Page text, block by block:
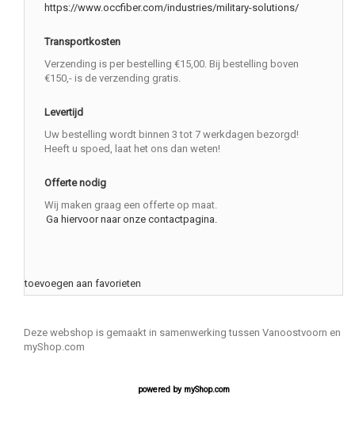
https://www.occfiber.com/industries/military-solutions/
Transportkosten
Verzending is per bestelling €15,00. Bij bestelling boven
€150,- is de verzending gratis.
Levertijd
Uw bestelling wordt binnen 3 tot 7 werkdagen bezorgd!
Heeft u spoed, laat het ons dan weten!
Offerte nodig
Wij maken graag een offerte op maat.
Ga hiervoor naar onze contactpagina.
toevoegen aan favorieten
Deze webshop is gemaakt in samenwerking tussen Vanoostvoorn en
myShop.com
powered by myShop.com